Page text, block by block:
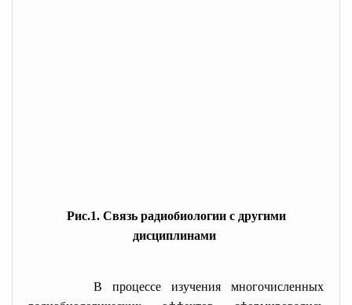
Рис.1. Связь радиобиологии с другими
дисциплинами
В процессе изучения многочисленных